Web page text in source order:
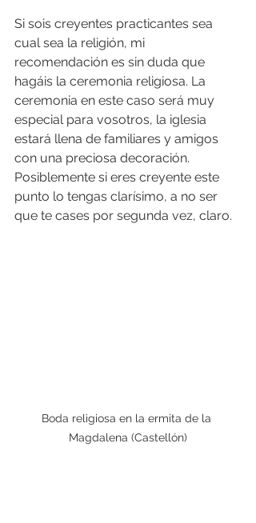
Si sois creyentes practicantes sea
cual sea la religión, mi
recomendación es sin duda que
hagáis la ceremonia religiosa. La
ceremonia en este caso será muy
especial para vosotros, la iglesia
estará llena de familiares y amigos
con una preciosa decoración.
Posiblemente si eres creyente este
punto lo tengas clarísimo, a no ser
que te cases por segunda vez, claro.
Boda religiosa en la ermita de la
Magdalena (Castellón)